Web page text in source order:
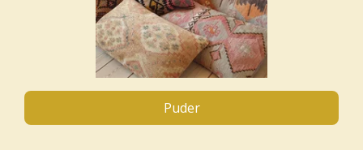
Puder